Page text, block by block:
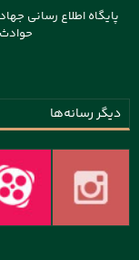
پایگاه اطلاع رسانی
دیگر رسانه‌ها